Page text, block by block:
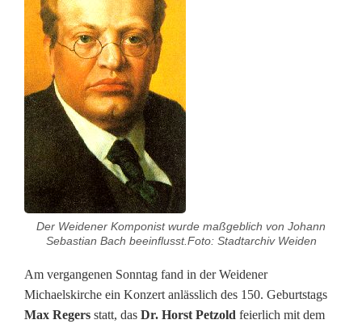
r
e
n
M
a
x
e
g
Der Weidener Komponist wurde maßgeblich von Johann
Sebastian Bach beeinflusst.Foto: Stadtarchiv Weiden
Am vergangenen Sonntag fand in der Weidener
Michaelskirche ein Konzert anlässlich des 150. Geburtstags
Max Regers statt, das Dr. Horst Petzold feierlich mit dem